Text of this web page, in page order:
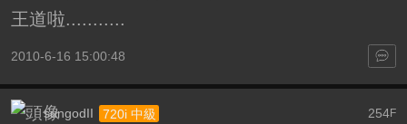
王道啦...........
2010-6-16 15:00:48
254F
sungodII 720i 中級